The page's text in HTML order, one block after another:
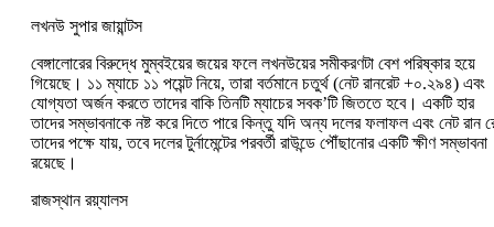
লখনউ সুপার জায়ান্টস
বেঙ্গালোরের বিরুদ্ধে মুম্বইয়ের জয়ের ফলে লখনউয়ের সমীকরণটা বেশ পরিষ্কার হয়ে
গিয়েছে। ১১ ম্যাচে ১১ পয়েন্ট নিয়ে, তারা বর্তমানে চতুর্থ (নেট রানরেট +০.২৯৪) এবং
যোগ্যতা অর্জন করতে তাদের বাকি তিনটি ম্যাচের সবক’টি জিততে হবে। একটি হার
তাদের সম্ভাবনাকে নষ্ট করে দিতে পারে কিন্তু যদি অন্য দলের ফলাফল এবং নেট রান
তাদের পক্ষে যায়, তবে দলের টুর্নামেন্টের পরবর্তী রাউন্ডে পৌঁছানোর একটি ক্ষীণ সম্ভাবনা
রয়েছে।
রাজস্থান রয়্যালস